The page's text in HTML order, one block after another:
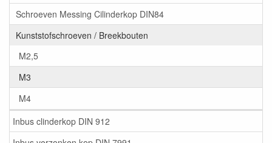
Schroeven Messing Cilinderkop DIN84
Kunststofschroeven / Breekbouten
M2,5
M3
M4
Inbus clinderkop DIN 912